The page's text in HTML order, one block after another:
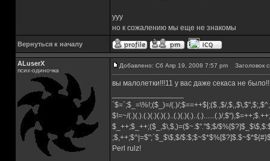
yyy
но к сожалению мы еще не знакомы
Вернуться к началу
ALuserX
псих-одиночка
Добавлено: Сб Апр 19, 2008 7:57 pm Заголовок
вы малолетки!!!11 у вас даже секаса не
`$=`;$_=\%!;($_)=/(.)/;$==++$|;($.,$/
$!=~/(.)(.).(.)(.)(.)(.)..(.)(.)(.)..(.)......(.)/
$_++;$_++;($_,$\,$,)=($~.$"."$;$/
;$,++;$^|=$";`$_$\$,$/
Perl rulz!